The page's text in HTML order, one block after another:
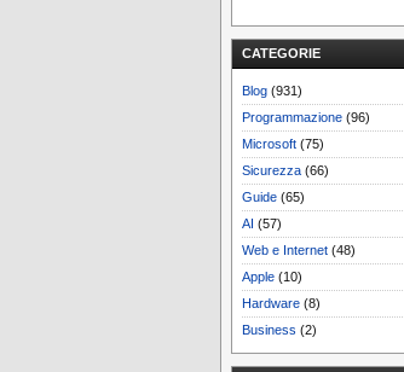
CATEGORIE
Blog (931)
Programmazione (96)
Microsoft (75)
Sicurezza (66)
Guide (65)
AI (57)
Web e Internet (48)
Apple (10)
Hardware (8)
Business (2)